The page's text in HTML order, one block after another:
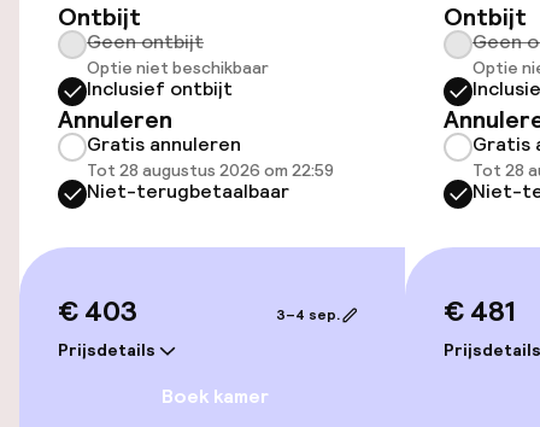
Openbaar parkeren
Luchthavenshuttle
Transferservice
Toegankelijkheid
Overal rolstoeltoegankelijk
Lift
Ontbijt
Geen ontbijt
Optie niet beschikbaar
Inclusief ontbijt
Annuleren
Gratis annuleren
Tot 28 augustus 2026 om 22:59
Niet-terugbetaalbaar
€ 403
Prijsdetails
3–4 sep.
Boek kamer
Ontbijt
Geen
Optie
Gratis
Tot 28
Niet-
€ 481
Prijsdetails